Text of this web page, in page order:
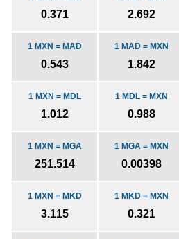
2.692
0.371
1 MAD = MXN
1.842
1 MXN = MAD
0.543
1 MDL = MXN
0.988
1 MXN = MDL
1.012
1 MGA = MXN
0.00398
1 MXN = MGA
251.514
1 MKD = MXN
0.321
1 MXN = MKD
3.115